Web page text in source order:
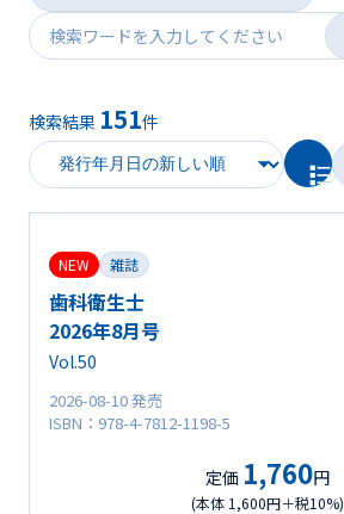
映像
著者一覧
検索結果 151件
NEW 雑誌
歯科衛生士
2026年8月号
Vol.50
2026-08-10 発売
ISBN：978-4-7812-1198-5
定価 1,760円
(本体 1,600円＋税10%)